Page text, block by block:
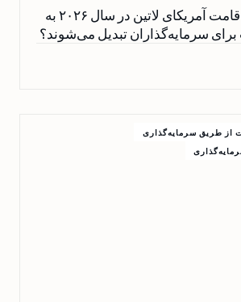
چرا برنامه‌های اقامت آمریکای لاتین در سال ۲۰۲۶ به
سرمایه‌گذاران تبدیل می‌شوند؟
از طریق سرمایه‌گذاری